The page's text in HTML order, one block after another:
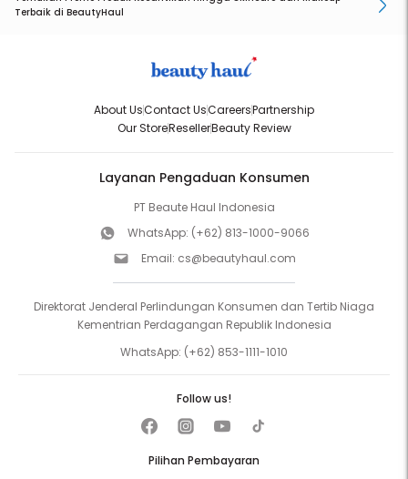
Terbaik di BeautyHaul
About UsContact UsCareersPartnership
Our StoreResellerBeauty Review
Layanan Pengaduan Konsumen
PT Beaute Haul Indonesia
WhatsApp: (+62) 813-1000-9066
Email: cs@beautyhaul.com
Direktorat Jenderal Perlindungan Konsumen dan Tertib Niaga
Kementrian Perdagangan Republik Indonesia
WhatsApp: (+62) 853-1111-1010
Pilihan Pembayaran
Follow us!